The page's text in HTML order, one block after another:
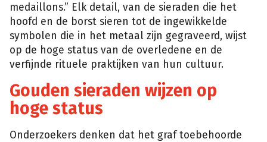
medaillons.” Elk detail, van de sieraden die het
hoofd en de borst sieren tot de ingewikkelde
symbolen die in het metaal zijn gegraveerd, wijst
op de hoge status van de overledene en de
verfijnde rituele praktijken van hun cultuur.
Gouden sieraden wijzen op
hoge status
Onderzoekers denken dat het graf toebehoorde